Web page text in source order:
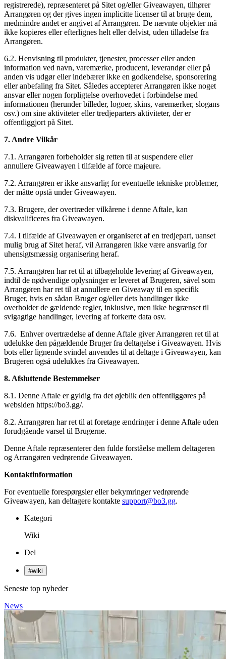
registrerede), repræsenteret på Sitet og/eller Giveawayen, tilhører
Arrangøren og der gives ingen implicitte licenser til at bruge dem,
medmindre andet er angivet af Arrangøren. De nævnte objekter må
ikke kopieres eller efterlignes helt eller delvist, uden tilladelse fra
Arrangøren.
6.2. Henvisning til produkter, tjenester, processer eller anden
information ved navn, varemærke, producent, leverandør eller på
anden vis udgør eller indebærer ikke en godkendelse, sponsorering
eller anbefaling fra Sitet. Således accepterer Arrangøren ikke noget
ansvar eller nogen forpligtelse overhovedet i forbindelse med
informationen (herunder billeder, logoer, skins, varemærker, slogans
osv.) om sine aktiviteter eller tredjeparters aktiviteter, der er
offentliggjort på Sitet.
7. Andre Vilkår
7.1. Arrangøren forbeholder sig retten til at suspendere eller
annullere Giveawayen i tilfælde af force majeure.
7.2. Arrangøren er ikke ansvarlig for eventuelle tekniske problemer,
der måtte opstå under Giveawayen.
7.3. Brugere, der overtræder vilkårene i denne Aftale, kan
diskvalificeres fra Giveawayen.
7.4. I tilfælde af Giveawayen er organiseret af en tredjepart, uanset
mulig brug af Sitet heraf, vil Arrangøren ikke være ansvarlig for
uhensigtsmæssig organisering heraf.
7.5. Arrangøren har ret til at tilbageholde levering af Giveawayen,
indtil de nødvendige oplysninger er leveret af Brugeren, såvel som
Arrangøren har ret til at annullere en Giveaway til en specifik
Bruger, hvis en sådan Bruger og/eller dets handlinger ikke
overholder de gældende regler, inklusive, men ikke begrænset til
svigagtige handlinger, levering af forkerte data osv.
7.6. Enhver overtrædelse af denne Aftale giver Arrangøren ret til at
udelukke den pågældende Bruger fra deltagelse i Giveawayen. Hvis
bots eller lignende svindel anvendes til at deltage i Giveawayen, kan
Brugeren også udelukkes fra Giveawayen.
8. Afsluttende Bestemmelser
8.1. Denne Aftale er gyldig fra det øjeblik den offentliggøres på
websiden https://bo3.gg/.
8.2. Arrangøren har ret til at foretage ændringer i denne Aftale uden
forudgående varsel til Brugerne.
Denne Aftale repræsenterer den fulde forståelse mellem deltageren
og Arrangøren vedrørende Giveawayen.
Kontaktinformation
For eventuelle forespørgsler eller bekymringer vedrørende
Giveawayen, kan deltagere kontakte support@bo3.gg.
Kategori
Wiki
Del
#wiki
Seneste top nyheder
News